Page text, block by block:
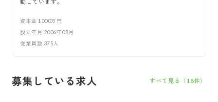
動しています。
資本金 1000万円
設立年月 2006年08月
従業員数 375人
募集している求人 すべて見る（ 18件）